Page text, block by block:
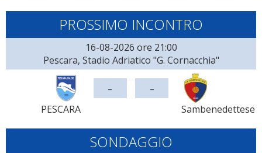
PROSSIMO INCONTRO
16-08-2026 ore 21:00
Pescara, Stadio Adriatico "G. Cornacchia"
PESCARA
- -
Sambenedettese
SONDAGGIO